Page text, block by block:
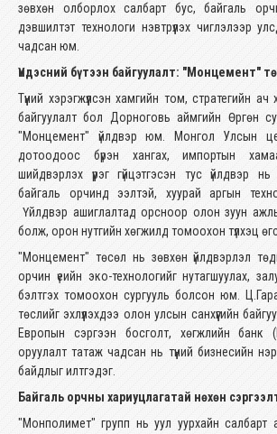
зөвхөн олборлох салбарт бус, байгаль
дэвшилтэт технологи нэвтрүүлэх чиглэлээр
чадсан юм.
Үндэсний бүтээн байгуулалт: "Монцемент"
Түүний хэрэгжүүлсэн хамгийн том, стратегийн
байгуулалт бол Дорноговь аймгийн Өргөн
"Монцемент" үйлдвэр юм. Монгол Улсын
дотоодоос бүрэн хангах, импортын
шийдвэрлэх үүрэг гүйцэтгэсэн тус үйлдвэр
байгаль орчинд ээлтэй, хуурай аргын
Үйлдвэр ашиглалтад орсноор олон зуун
болж, орон нутгийн хөгжилд томоохон түлхэц
"Монцемент" төсөл нь зөвхөн үйлдвэрлэл
орчин үеийн эко-технологийг нутагшуулах,
бэлтгэх томоохон сургууль болсон юм.
төслийг эхлүүлэхдээ олон улсын санхүүгийн
Европын сэргээн босголт, хөгжлийн банк
оруулалт татаж чадсан нь түүний бизнесийн
байдлыг илтгэдэг.
Байгаль орчны хариуцлагатай нөхөн
"Монполимет" групп нь уул уурхайн салбарт